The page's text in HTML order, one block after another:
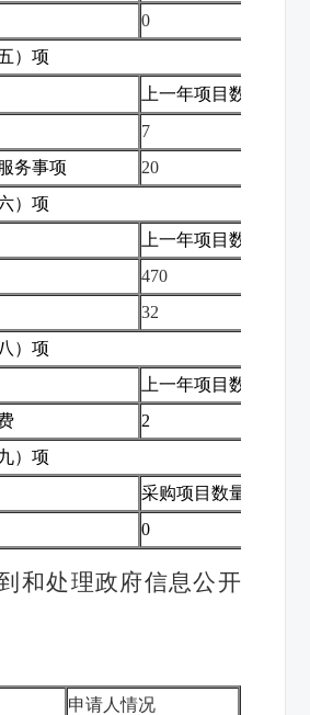
0
）项
上一年项目数量
7
务事项
20
）项
上一年项目数量
470
32
）项
上一年项目数量
2
）项
采购项目数量
0
和处理政府信息公开
申请人情况